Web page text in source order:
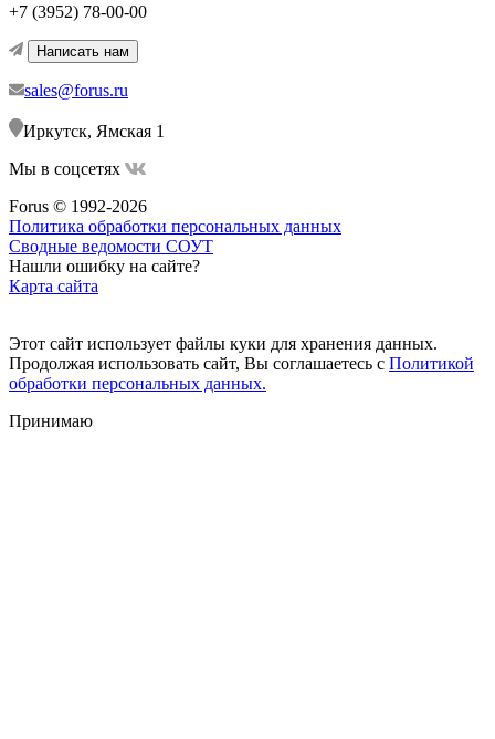
+7 (3952) 78-00-00
Написать нам
sales@forus.ru
Иркутск, Ямская 1
Мы в соцсетях
Forus © 1992-2026
Политика обработки персональных данных
Сводные ведомости СОУТ
Нашли ошибку на сайте?
Карта сайта
Этот сайт использует файлы куки для хранения данных.
Продолжая использовать сайт, Вы соглашаетесь с Политикой
обработки персональных данных.
Принимаю